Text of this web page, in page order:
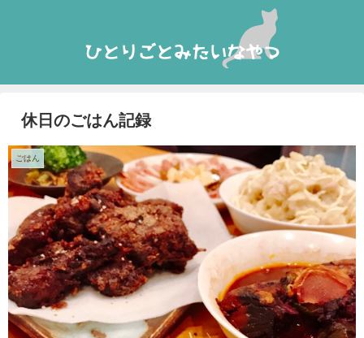
休日のごはん記録
ごはん